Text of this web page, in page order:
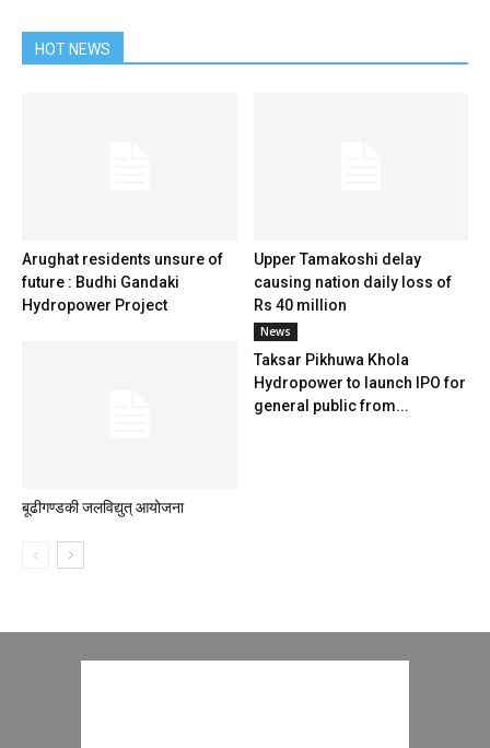
HOT NEWS
Arughat residents unsure of
future : Budhi Gandaki
Hydropower Project
Upper Tamakoshi delay
causing nation daily loss of
Rs 40 million
बूढीगण्डकी जलविद्युत् आयोजना
News
Taksar Pikhuwa Khola
Hydropower to launch IPO for
general public from...